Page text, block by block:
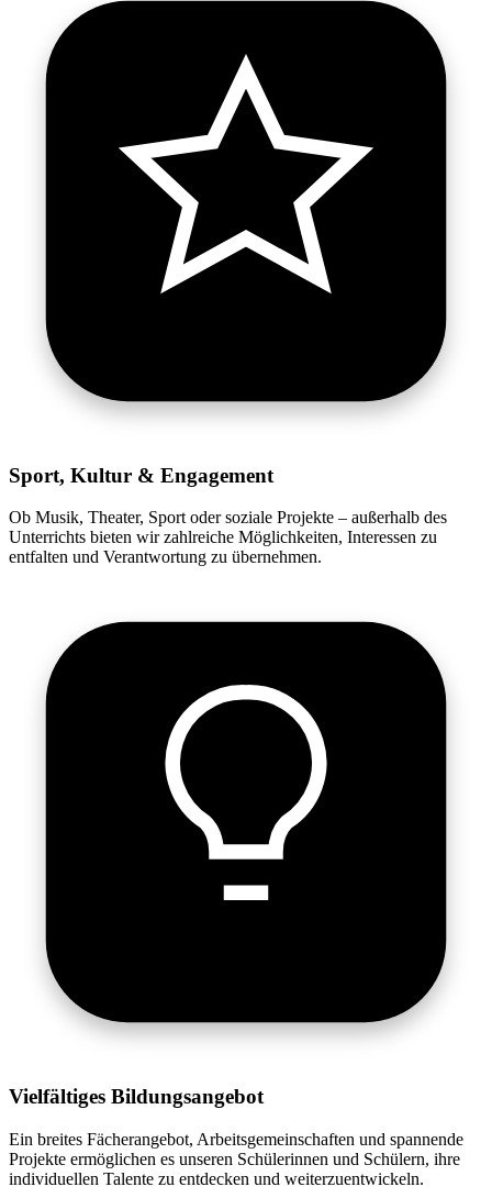
Sport, Kultur & Engagement
Ob Musik, Theater, Sport oder soziale Projekte – außerhalb des
Unterrichts bieten wir zahlreiche Möglichkeiten, Interessen zu
entfalten und Verantwortung zu übernehmen.
Vielfältiges Bildungsangebot
Ein breites Fächerangebot, Arbeitsgemeinschaften und spannende
Projekte ermöglichen es unseren Schülerinnen und Schülern, ihre
individuellen Talente zu entdecken und weiterzuentwickeln.